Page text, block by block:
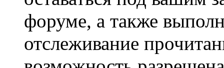
форуме, а также
отслеживание